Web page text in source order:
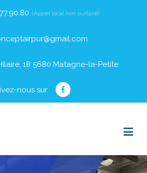
(Appel local non surtaxé)
18 5680 Matagne-la-Petite
nous sur